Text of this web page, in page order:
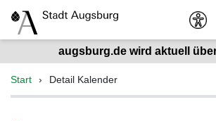
augsburg.de wird aktuell
Start Detail Kalender